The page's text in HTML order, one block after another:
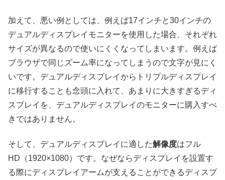
加えて、悪い例としては、例えば17インチと30インチの
デュアルディスプレイモニターを使用した場合、それぞれ
サイズが異なるので使いにくくなってしまいます。例えば
ブラウザで同じズーム率になってしまうので文字が見にく
いです。デュアルディスプレイからトリプルディスプレイ
に移行することも念頭に入れて、あまりに大きすぎるディ
スプレイを、デュアルディスプレイのモニターに購入すべ
きではありません。
そして、デュアルディスプレイに適した解像度はフル
HD（1920×1080）です。なぜならディスプレイを設置す
る際にディスプレイアームが支えることができるディスプ